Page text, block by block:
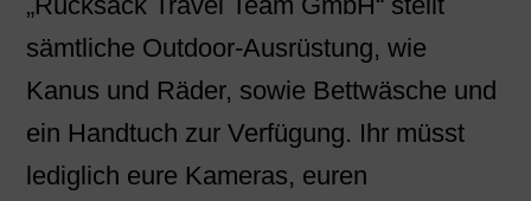
sämtliche Outdoor-Ausrüstung, wie
Kanus und Räder, sowie Bettwäsche und
ein Handtuch zur Verfügung. Ihr müsst
lediglich eure Kameras, euren